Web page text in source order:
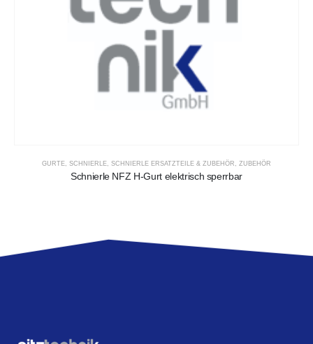
GURTE, SCHNIERLE, SCHNIERLE ERSATZTEILE & ZUBEHÖR , ZUBEHÖR
Schnierle NFZ H-Gurt elektrisch sperrbar